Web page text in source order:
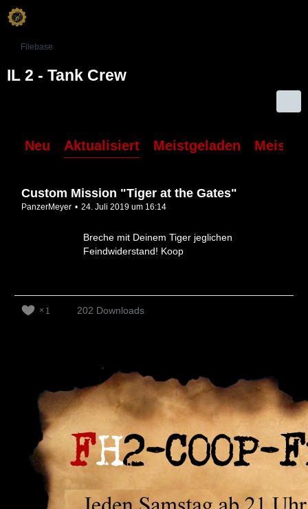
Filebase
IL 2 - Tank Crew
Neu Aktualisiert Meistgeladen Meiste
Custom Mission "Tiger at the Gates"
PanzerMeyer 24. Juli 2019 um 16:14
Breche mit Deinem Tiger jeglichen
Feindwiderstand! Koop
1 202 Downloads